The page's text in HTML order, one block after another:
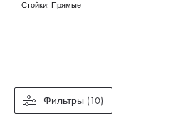
Стойки: Прямые
Фильтры (10)